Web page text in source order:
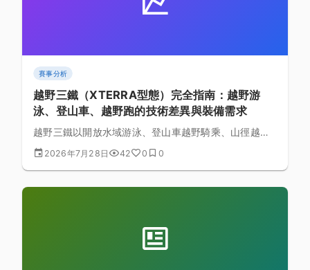
賽事分析
越野三鐵（XTERRA型態）完全指南：越野游
泳、登山車、越野跑的技術差異與裝備需求
越野三鐵以開放水域游泳、登山車越野騎乘、山徑越野
跑取代標準鐵人三項的柏油路面項目，技術門檻與裝備
需求都截然不同。本文完整解析越野三鐵三大項目的技
然環境的耐力運動。
2026年7月28日 42 0 0